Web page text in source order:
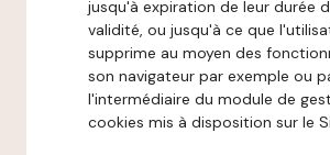
jusqu'à expiration de leur durée
validité, ou jusqu'à ce que
supprime au moyen des
son navigateur par exemple ou
l'intermédiaire du module de
cookies mis à disposition sur le